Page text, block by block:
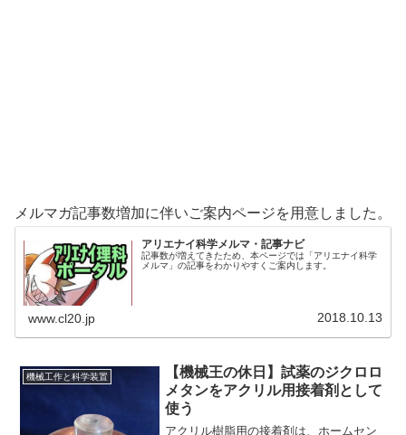
メルマガ記事数増加に伴いご案内ページを用意しました。
アリエナイ科学メルマ・記事ナビ
記事数が増えてきたため、本ページでは「アリエナイ科学
メルマ」の記事をわかりやすくご案内します。
www.cl20.jp 2018.10.13
機械工作と科学装置
【機械王の休日】試薬のジクロロ
メタンをアクリル用接着剤として
使う
アクリル樹脂用の接着剤は、ホームセン